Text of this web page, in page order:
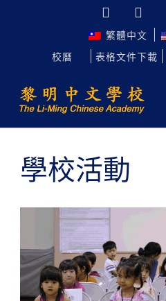
繁體中文
校曆
表格文件下載
學校活動